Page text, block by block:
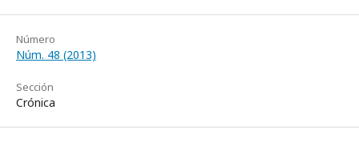
Número
Núm. 48 (2013)
Sección
Crónica